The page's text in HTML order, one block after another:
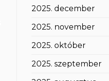
2025. december
2025. november
2025. október
2025. szeptember